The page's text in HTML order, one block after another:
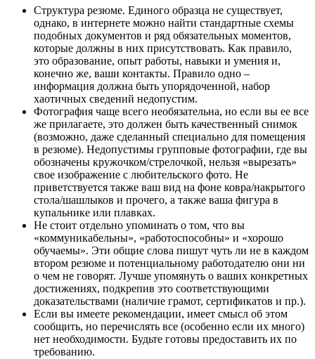
Структура резюме. Единого образца не существует,
однако, в интернете можно найти стандартные схемы
подобных документов и ряд обязательных моментов,
которые должны в них присутствовать. Как правило,
это образование, опыт работы, навыки и умения и,
конечно же, ваши контакты. Правило одно –
информация должна быть упорядоченной, набор
хаотичных сведений недопустим.
Фотография чаще всего необязательна, но если вы ее все
же прилагаете, это должен быть качественный снимок
(возможно, даже сделанный специально для помещения
в резюме). Недопустимы групповые фотографии, где вы
обозначены кружочком/стрелочкой, нельзя «вырезать»
свое изображение с любительского фото. Не
приветствуется также ваш вид на фоне ковра/накрытого
стола/шашлыков и прочего, а также ваша фигура в
купальнике или плавках.
Не стоит отдельно упоминать о том, что вы
«коммуникабельны», «работоспособны» и «хорошо
обучаемы». Эти общие слова пишут чуть ли не в каждом
втором резюме и потенциальному работодателю они ни
о чем не говорят. Лучше упомянуть о ваших конкретных
достижениях, подкрепив это соответствующими
доказательствами (наличие грамот, сертификатов и пр.).
Если вы имеете рекомендации, имеет смысл об этом
сообщить, но перечислять все (особенно если их много)
нет необходимости. Будьте готовы предоставить их по
требованию.